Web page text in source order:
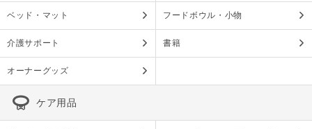
ベッド・マット フードボウル・小物
介護サポート 書籍
オーナーグッズ
ケア用品